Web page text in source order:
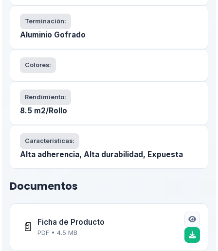
Terminación:
Aluminio Gofrado
Colores:
Rendimiento:
8.5 m2/Rollo
Características:
Alta adherencia, Alta durabilidad, Expuesta
Documentos
📄 Ficha de Producto
PDF • 4.5 MB